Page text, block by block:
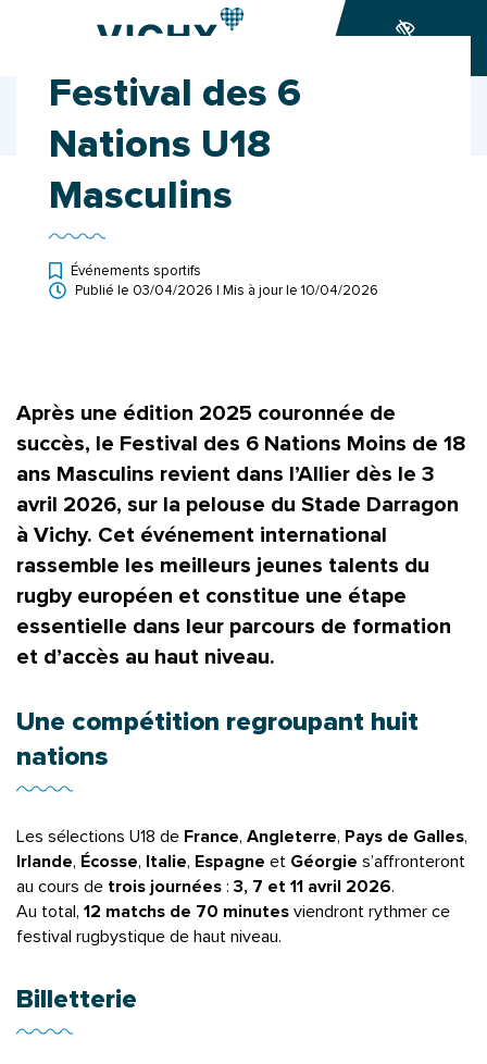
navigation
Accueil Ma ville
Actualités
Festival des 6 Nations U18 Masculins
Festival des 6
Nations U18
Masculins
Événements sportifs
Publié le 03/04/2026 | Mis à jour le 10/04/2026
Après une édition 2025 couronnée de
succès, le Festival des 6 Nations Moins de 18
ans Masculins revient dans l’Allier dès le 3
avril 2026, sur la pelouse du Stade Darragon
à Vichy. Cet événement international
rassemble les meilleurs jeunes talents du
rugby européen et constitue une étape
essentielle dans leur parcours de formation
et d’accès au haut niveau.
Une compétition regroupant huit
nations
Les sélections U18 de France, Angleterre, Pays de Galles,
Irlande, Écosse, Italie, Espagne et Géorgie s’affronteront
au cours de trois journées : 3, 7 et 11 avril 2026.
Au total, 12 matchs de 70 minutes viendront rythmer ce
festival rugbystique de haut niveau.
Billetterie